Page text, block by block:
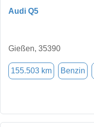
Audi Q5
Gießen, 35390
155.503 km Benzin